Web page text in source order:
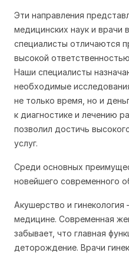
Эти направления
медицинских наук и врачи
специалисты отличаются
высокой
Наши специалисты
необходимые
не только время, но и
к диагностике и лечению
позволил достичь
услуг.
Среди основных
новейшего современного
Акушерство и гинекология
медицине. Современная
забывает, что главная
деторождение. Врачи